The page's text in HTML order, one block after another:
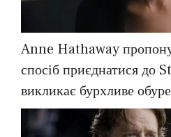
Anne Hathaway
спосіб приєднатися до
викликає бурхливе